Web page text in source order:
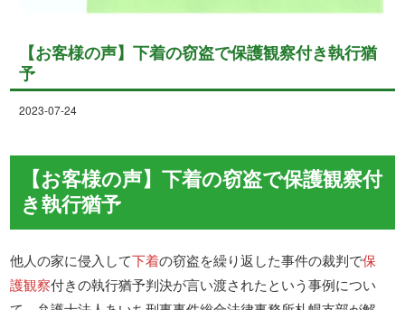
【お客様の声】下着の窃盗で保護観察付き執行猶
予
2023-07-24
【お客様の声】下着の窃盗で保護観察付
き執行猶予
他人の家に侵入して下着の窃盗を繰り返した事件の裁判で保
護観察付きの執行猶予判決が言い渡されたという事例につい